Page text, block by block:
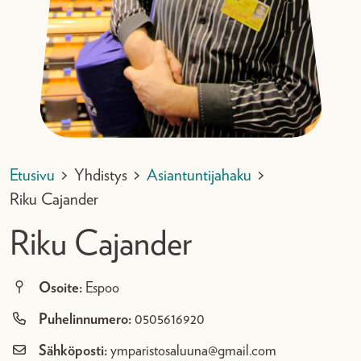
Etusivu > Yhdistys > Asiantuntijahaku >
Riku Cajander
Riku Cajander
Osoite: Espoo
Puhelinnumero: 0505616920
Sähköposti: ymparistosaluuna@gmail.com